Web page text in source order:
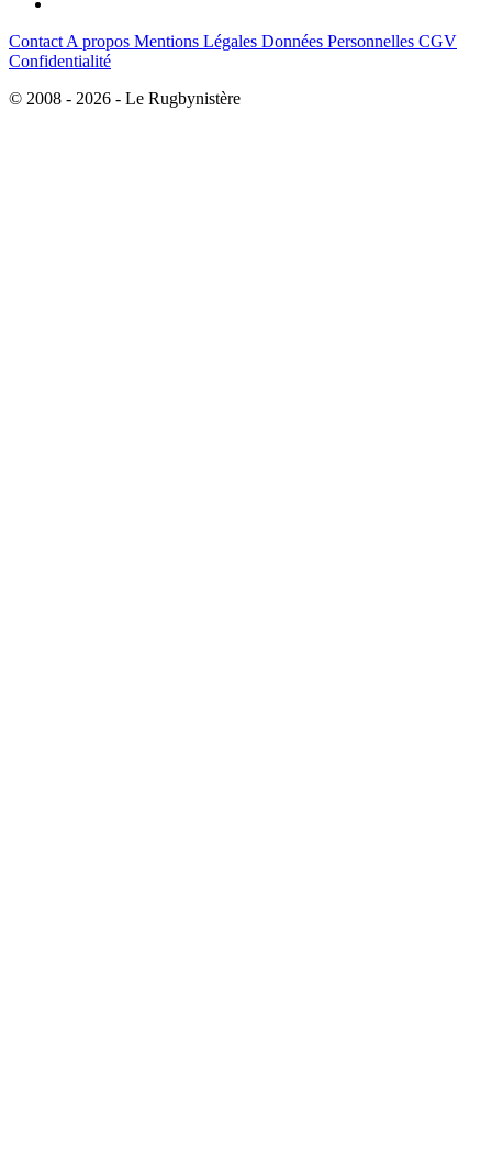
Contact A propos Mentions Légales Données Personnelles CGV
Confidentialité
© 2008 - 2026 - Le Rugbynistère